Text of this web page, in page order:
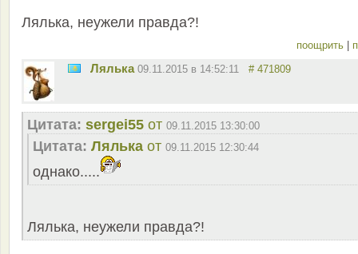
Лялька, неужели правда?!
поощрить
Лялька 09.11.2015 в 14:52:11 # 471809
Цитата: sergei55 от 09.11.2015 13:30:00
Цитата: Лялька от 09.11.2015 12:30:44
однако.....
Лялька, неужели правда?!